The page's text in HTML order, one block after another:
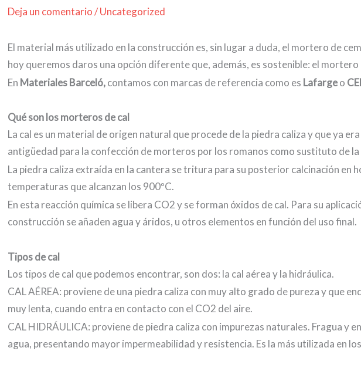
Deja un comentario /Uncategorized
El material más utilizado en la construcción es, sin lugar a duda, el mortero de
hoy queremos daros una opción diferente que, además, es sostenible: el mortero
En Materiales Barceló,contamos con marcas de referencia como es Lafargeo
Qué son los morteros de cal
La cal es un material de origen natural que procede de la piedra caliza y que ya
antigüedad para la confección de morteros por los romanos como sustituto de la
La piedra caliza extraída en la cantera se tritura para su posterior calcinación en
temperaturas que alcanzan los 900ºC.
En esta reacción química se libera CO2 y se forman óxidos de cal. Para su
construcción se añaden agua y áridos, u otros elementos en función del uso final.
Tipos de cal
Los tipos de cal que podemos encontrar, son dos: la cal aérea y la hidráulica.
CAL AÉREA: proviene de una piedra caliza con muy alto grado de pureza y que
muy lenta, cuando entra en contacto con el CO2 del aire.
CAL HIDRÁULICA: proviene de piedra caliza con impurezas naturales. Fragua y
agua, presentando mayor impermeabilidad y resistencia. Es la más utilizada en